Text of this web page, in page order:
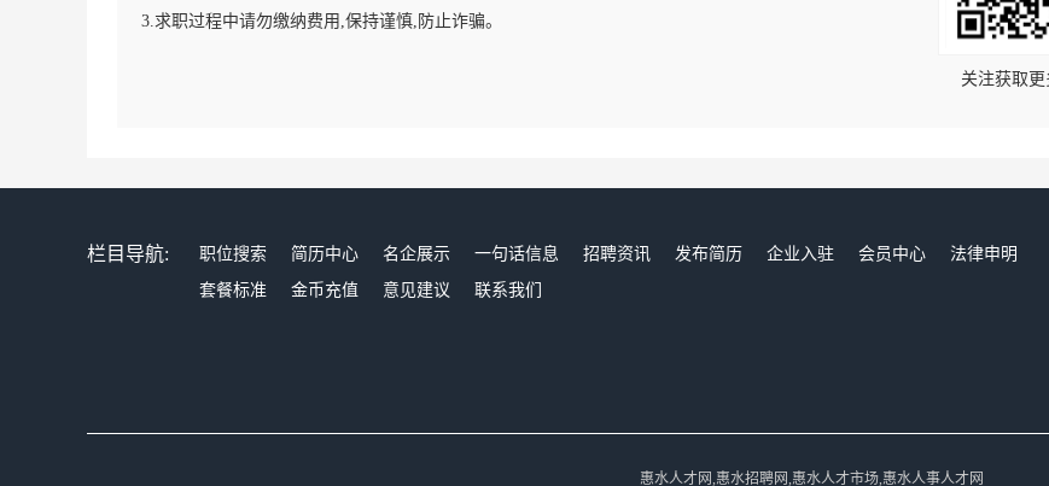
3.求职过程中请勿缴纳费用,保持谨慎,防止诈骗。
关注获取更
栏目导航: 职位搜索 简历中心 名企展示 一句话信息 招聘资讯 发布简历 企业入驻 会员中心
法律申明
套餐标准
金币充值 意见建议 联系我们
惠水人才网,惠水招聘网,惠水人才市场,惠水人事人才网